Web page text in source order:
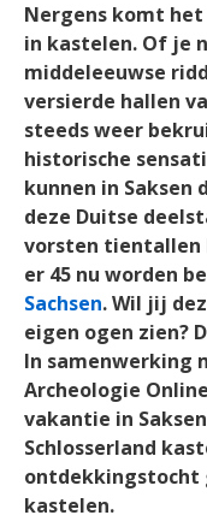
Nergens komt
in kastelen. Of je
middeleeuwse
versierde hallen
steeds weer
historische
kunnen in Saksen
deze Duitse
vorsten tientallen
er 45 nu worden
Sachsen. Wil jij
eigen ogen zien?
In samenwerking
Archeologie
vakantie in
Schlosserland
ontdekkingstocht
kastelen.